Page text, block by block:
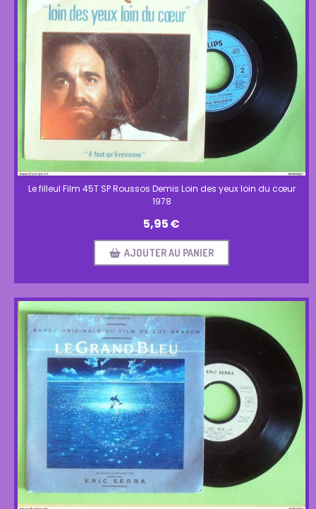
Le filleul Film 45T SP Roussos Demis Loin des yeux loin du cœur
1978
5,95€
AJOUTER AU PANIER